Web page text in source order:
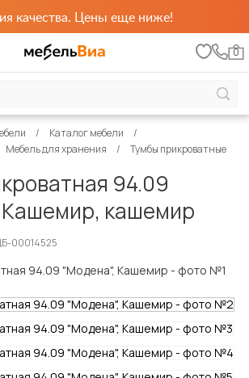
качества. Цены еще ниже!
0
Каталог мебели
Мебель для хранения Тумбы прикроватные
94.09
кашемир
00014525